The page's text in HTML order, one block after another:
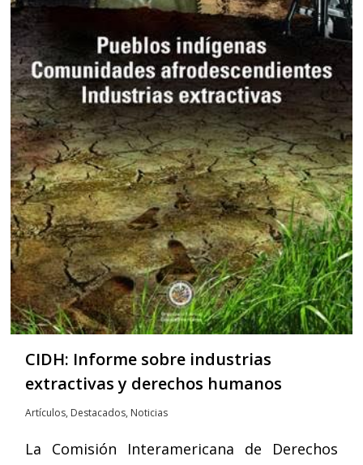
CIDH: Informe sobre industrias
extractivas y derechos humanos
Artículos, Destacados, Noticias
La Comisión Interamericana de Derechos